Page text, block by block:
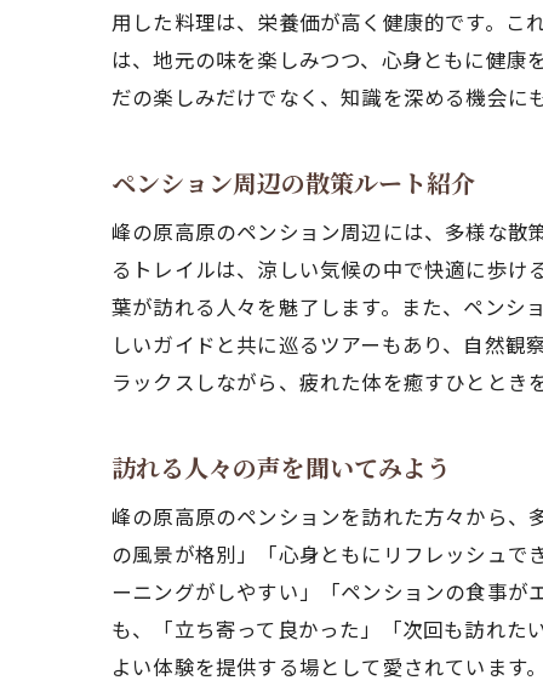
用した料理は、栄養価が高く健康的です。こ
は、地元の味を楽しみつつ、心身ともに健
だの楽しみだけでなく、知識を深める機会に
ペンション周辺の散策ルート紹介
峰の原高原のペンション周辺には、多様な散
るトレイルは、涼しい気候の中で快適に歩
葉が訪れる人々を魅了します。また、ペンシ
しいガイドと共に巡るツアーもあり、自然
ラックスしながら、疲れた体を癒すひととき
訪れる人々の声を聞いてみよう
峰の原高原のペンションを訪れた方々から、
の風景が格別」「心身ともにリフレッシュ
ーニングがしやすい」「ペンションの食事
も、「立ち寄って良かった」「次回も訪れた
よい体験を提供する場として愛されています